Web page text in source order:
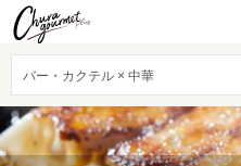
バー・カクテル × 中華